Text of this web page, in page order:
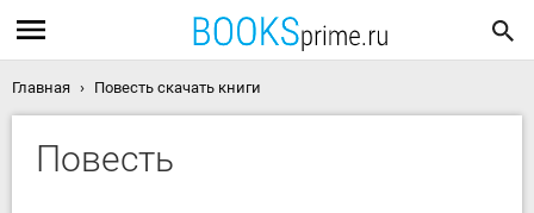
Главная Повесть скачать книги
Повесть